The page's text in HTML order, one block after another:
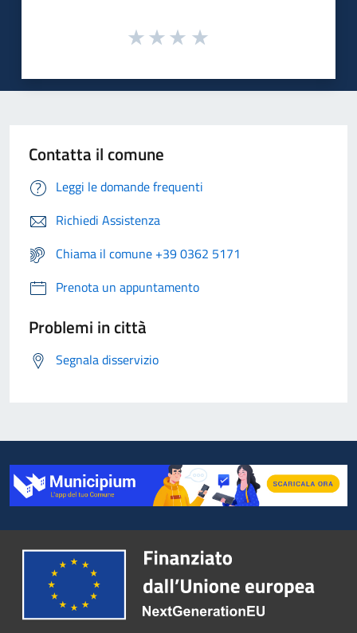
Contatta il comune
Leggi le domande frequenti
Richiedi Assistenza
Chiama il comune +39 0362 5171
Prenota un appuntamento
Problemi in città
Segnala disservizio